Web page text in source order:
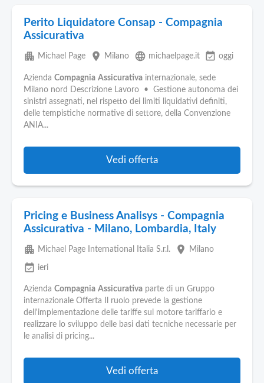
Perito Liquidatore Consap - Compagnia
Assicurativa
apartment Michael Page place Milano language michaelpage.it event_available oggi
Azienda Compagnia Assicurativa internazionale, sede
Milano nord Descrizione Lavoro • Gestione autonoma dei
sinistri assegnati, nel rispetto dei limiti liquidativi definiti,
delle tempistiche normative di settore, della Convenzione
ANIA...
Vedi offerta
Pricing e Business Analisys - Compagnia
Assicurativa - Milano, Lombardia, Italy
apartment Michael Page International Italia S.r.l. place Milano
event_available ieri
Azienda Compagnia Assicurativa parte di un Gruppo
internazionale Offerta Il ruolo prevede la gestione
dell'implementazione delle tariffe sul motore tariffario e
realizzare lo sviluppo delle basi dati tecniche necessarie per
le analisi di pricing...
Vedi offerta